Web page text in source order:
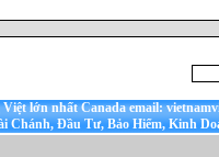
Việt lớn nhất Canada email:
Chánh, Đầu Tư, Bảo Hiểm, Kinh